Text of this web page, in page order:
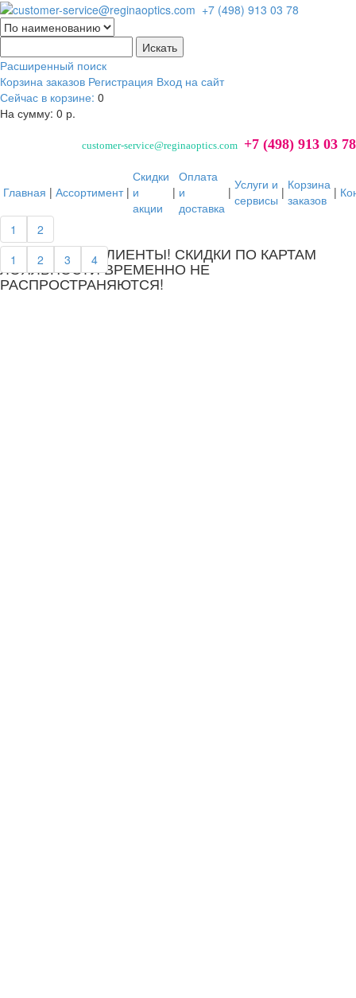
Расширенный поиск
Корзина заказов Регистрация Вход на сайт
Сейчас в корзине: 0
На сумму: 0 р.
customer-service@reginaoptics.com +7 (498) 913 03 78
Главная | Ассортимент |
Скидки
и
акции
|
Оплата
и
доставка
| Услуги и
сервисы | Корзина
заказов |
далее...
1 2
УВАЖАЕМЫЕ КЛИЕНТЫ! СКИДКИ ПО КАРТАМ
ЛОЯЛЬНОСТИ ВРЕМЕННО НЕ
РАСПРОСТРАНЯЮТСЯ!
1 2 3 4